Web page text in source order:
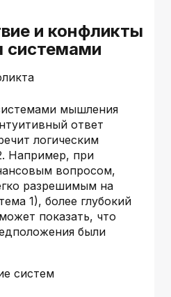
и конфликты
мышления
ответ
логическим
Например, при
вопросом,
разрешимым на
1), более глубокий
показать, что
были
систем